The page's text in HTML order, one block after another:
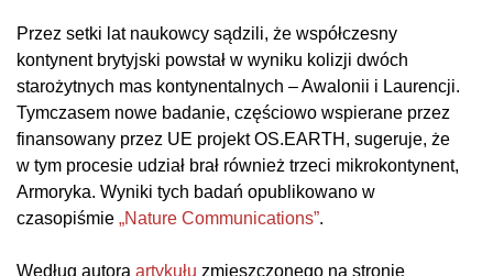
Przez setki lat naukowcy sądzili, że współczesny
kontynent brytyjski powstał w wyniku kolizji dwóch
starożytnych mas kontynentalnych – Awalonii i Laurencji.
Tymczasem nowe badanie, częściowo wspierane przez
finansowany przez UE projekt OS.EARTH, sugeruje, że
w tym procesie udział brał również trzeci mikrokontynent,
Armoryka. Wyniki tych badań opublikowano w
czasopiśmie „Nature Communications”.
Według autora artykułu zmieszczonego na stronie